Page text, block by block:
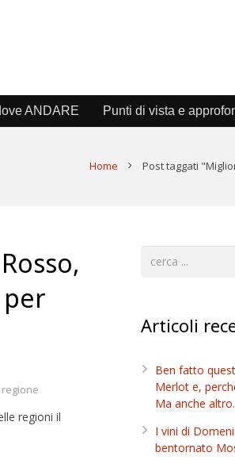
ANDARE Punti di vista e
Home Post taggati
regioni il
Articoli
Ben fatto
Merlot e,
Ma anche altro.
I vini di
bentornato